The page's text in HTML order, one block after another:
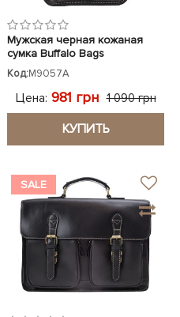
Мужская черная кожаная
сумка Buffalo Bags
Код:M9057A
Цена: 981 грн 1 090 грн
КУПИТЬ
SALE